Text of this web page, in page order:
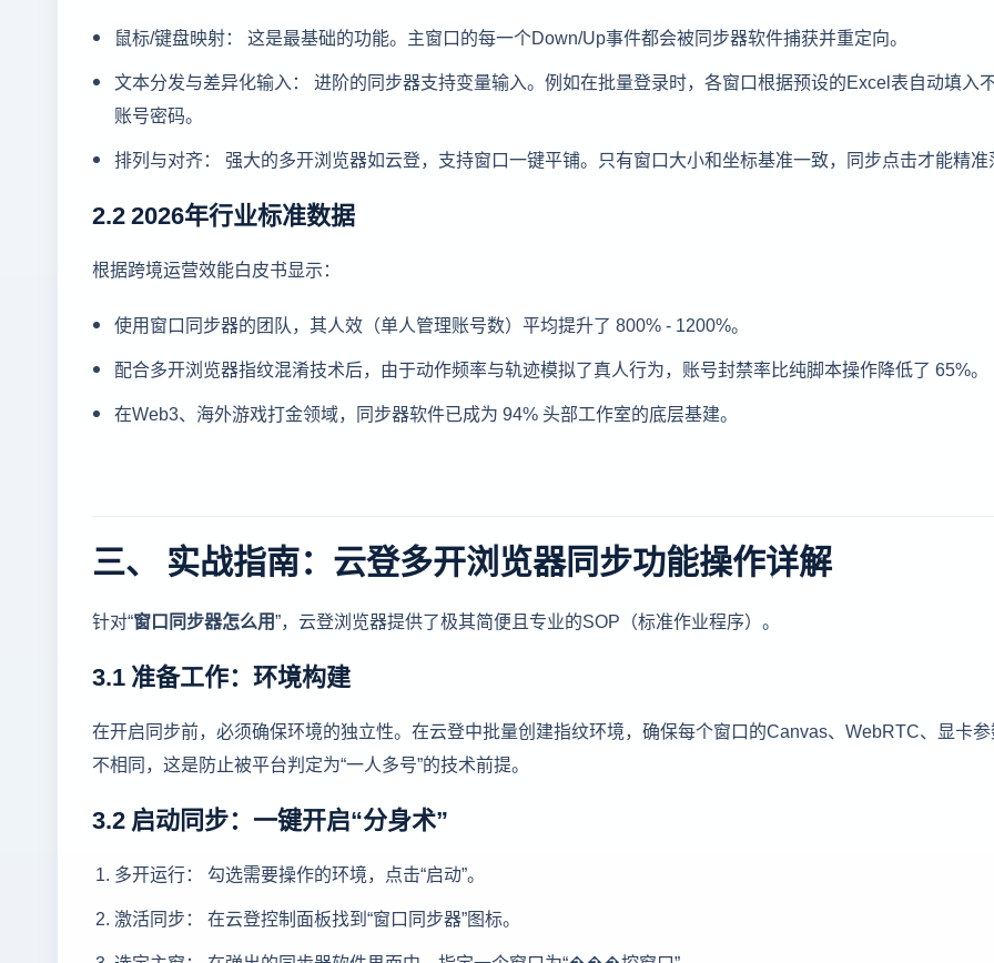
鼠标/键盘映射： 这是最基础的功能。主窗口的每一个Down/Up事件都会被同步器软件捕获并重定向。
文本分发与差异化输入： 进阶的同步器支持变量输入。例如在批量登录时，各窗口根据预设的Excel表自动填入
账号密码。
排列与对齐： 强大的多开浏览器如云登，支持窗口一键平铺。只有窗口大小和坐标基准一致，同步点击才能精
2.2 2026年行业标准数据
根据跨境运营效能白皮书显示：
使用窗口同步器的团队，其人效（单人管理账号数）平均提升了 800% - 1200%。
配合多开浏览器指纹混淆技术后，由于动作频率与轨迹模拟了真人行为，账号封禁率比纯脚本操作降低了 65%。
在Web3、海外游戏打金领域，同步器软件已成为 94% 头部工作室的底层基建。
三、 实战指南：云登多开浏览器同步功能操作详解
针对“窗口同步器怎么用”，云登浏览器提供了极其简便且专业的SOP（标准作业程序）。
3.1 准备工作：环境构建
在开启同步前，必须确保环境的独立性。在云登中批量创建指纹环境，确保每个窗口的Canvas、WebRTC、显卡
不相同，这是防止被平台判定为“一人多号”的技术前提。
3.2 启动同步：一键开启“分身术”
多开运行： 勾选需要操作的环境，点击“启动”。
激活同步： 在云登控制面板找到“窗口同步器”图标。